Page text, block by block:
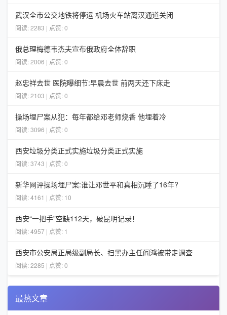
武汉全市公交地铁将停运 机场火车站离汉通道关闭
阅读: 2283 | 点赞: 0
俄总理梅德韦杰夫宣布俄政府全体辞职
阅读: 2006 | 点赞: 0
赵忠祥去世 医院曝细节:早晨去世 前两天还下床走
阅读: 2103 | 点赞: 0
操场埋尸案从犯：每年都给邓老师烧香 他埋着冷
阅读: 3096 | 点赞: 0
西安垃圾分类正式实施垃圾分类正式实施
阅读: 3743 | 点赞: 0
新华网评操场埋尸案:谁让邓世平和真相沉睡了16年?
阅读: 4161 | 点赞: 10
西安“一把手”空缺112天，破昆明记录！
阅读: 4957 | 点赞: 1
西安市公安局正局级副局长、扫黑办主任阎鸿被带走调查
阅读: 2285 | 点赞: 0
最热文章